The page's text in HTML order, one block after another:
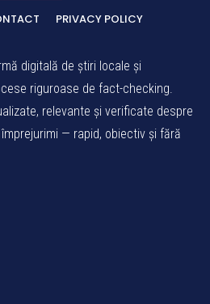
PRIVACY POLICY
digitală de știri locale și
riguroase de fact-checking.
relevante și verificate despre
— rapid, obiectiv și fără